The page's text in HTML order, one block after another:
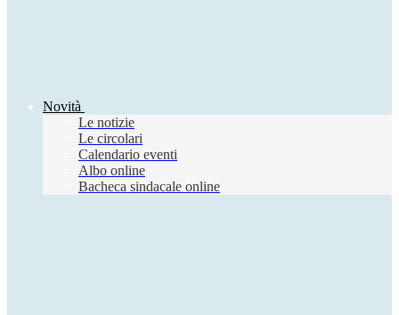
Novità
Le notizie
Le circolari
Calendario eventi
Albo online
Bacheca sindacale online